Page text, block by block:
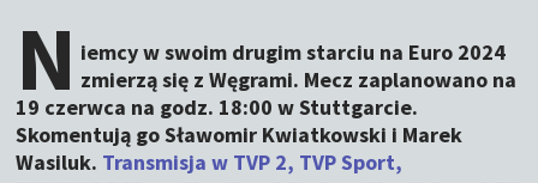
N iemcy w swoim drugim starciu na Euro 2024
zmierzą się z Węgrami. Mecz zaplanowano na
19 czerwca na godz. 18:00 w Stuttgarcie.
Skomentują go Sławomir Kwiatkowski i Marek
Wasiluk. Transmisja w TVP 2, TVP Sport,